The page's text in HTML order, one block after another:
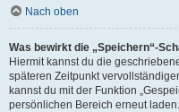
Nach oben
Was bewirkt die „Speichern“-
Hiermit kannst du die
späteren Zeitpunkt
kannst du mit der Funktion
persönlichen Bereich erneut laden.